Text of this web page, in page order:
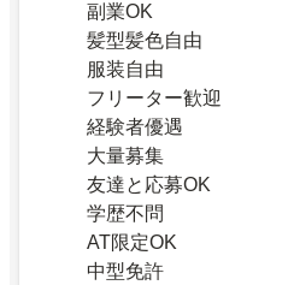
副業OK
髪型髪色自由
服装自由
フリーター歓迎
経験者優遇
大量募集
友達と応募OK
学歴不問
AT限定OK
中型免許